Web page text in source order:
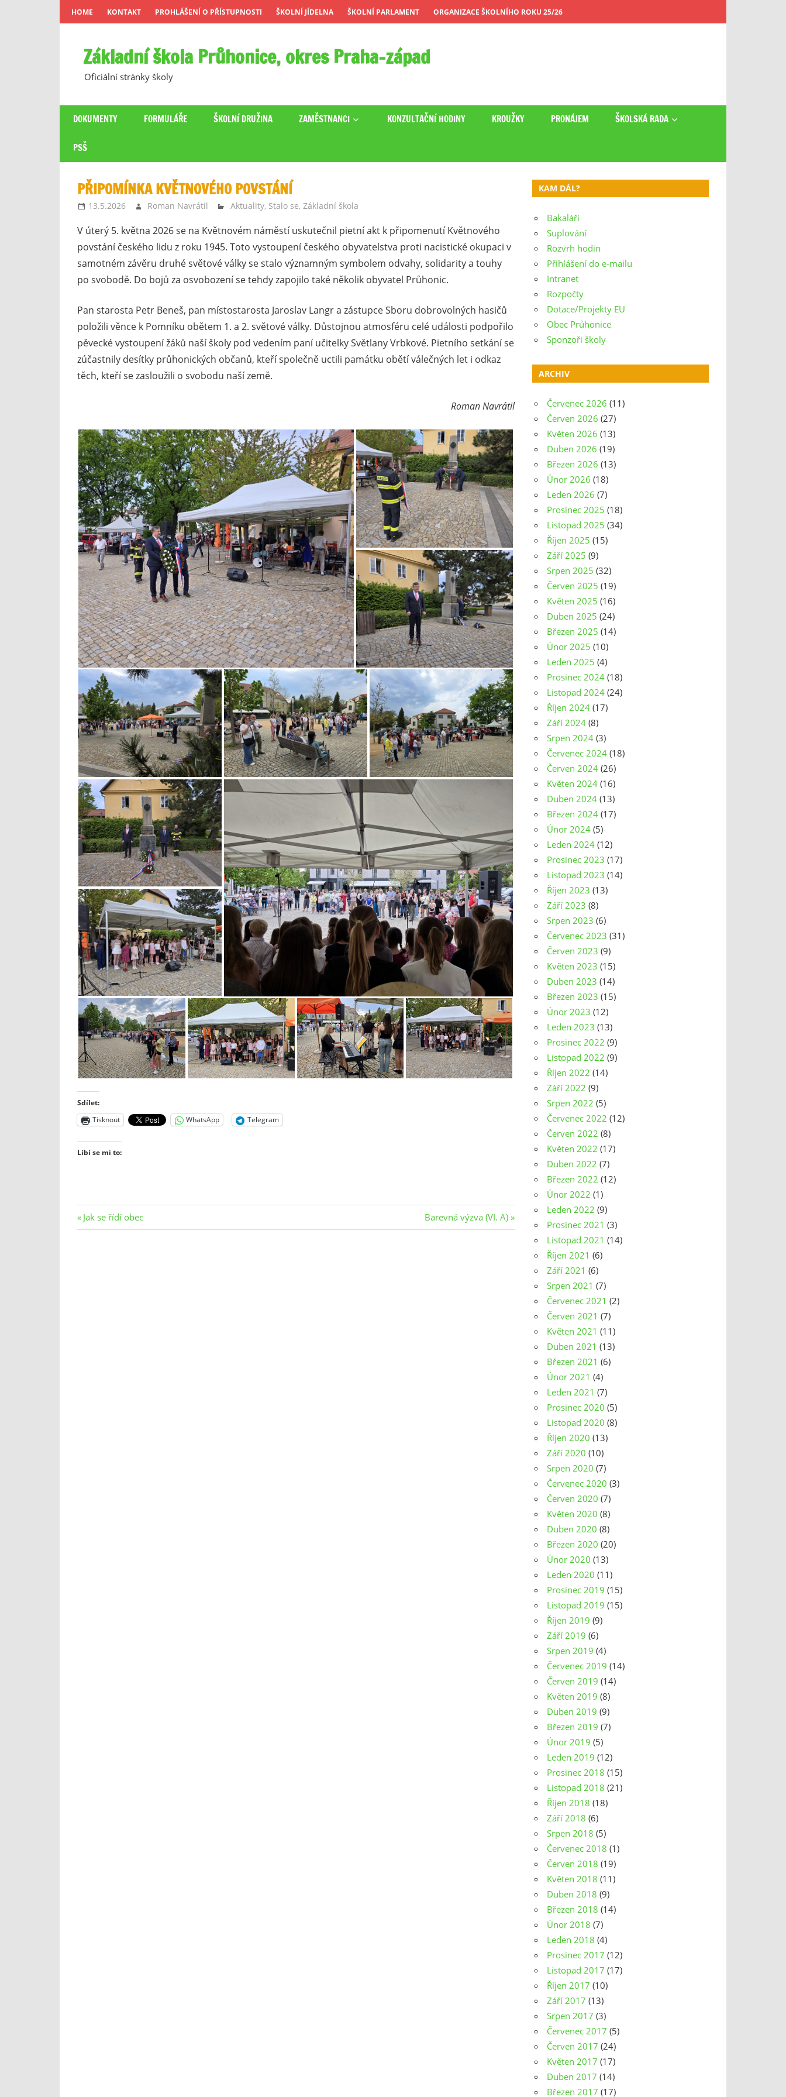
Skip
to
HOME KONTAKT PROHLÁŠENÍ O PŘÍSTUPNOSTI ŠKOLNÍ JÍDELNA ŠKOLNÍ PARLAMENT ORGANIZACE ŠKOLNÍHO ROKU 25/26
Základní škola Průhonice, okres Praha-západ
Oficiální stránky školy
DOKUMENTY FORMULÁŘE ŠKOLNÍ DRUŽINA ZAMĚSTNANCI KONZULTAČNÍ HODINY KROUŽKY PRONÁJEM ŠKOLSKÁ RADA
PSŠ
PŘIPOMÍNKA KVĚTNOVÉHO POVSTÁNÍ
13.5.2026 Roman Navrátil Aktuality, Stalo se, Základní škola
V úterý 5. května 2026 se na Květnovém náměstí uskutečnil pietní akt k připomenutí Květnového
povstání českého lidu z roku 1945. Toto vystoupení českého obyvatelstva proti nacistické okupaci v
samotném závěru druhé světové války se stalo významným symbolem odvahy, solidarity a touhy
po svobodě. Do bojů za osvobození se tehdy zapojilo také několik obyvatel Průhonic.
Pan starosta Petr Beneš, pan místostarosta Jaroslav Langr a zástupce Sboru dobrovolných hasičů
položili věnce k Pomníku obětem 1. a 2. světové války. Důstojnou atmosféru celé události podpořilo
pěvecké vystoupení žáků naší školy pod vedením paní učitelky Světlany Vrbkové. Pietního setkání se
zúčastnily desítky průhonických občanů, kteří společně uctili památku obětí válečných let i odkaz
těch, kteří se zasloužili o svobodu naší země.
Roman Navrátil
Sdílet:
Tisknout
WhatsApp Telegram
Líbí se mi to:
Navigace
Previous
Post:
Jak se řídí obec
Next
Post:
Barevná výzva (VI. A)
KAM DÁL?
Bakaláři
Suplování
Rozvrh hodin
Přihlášení do e-mailu
Intranet
Rozpočty
Dotace/Projekty EU
Obec Průhonice
Sponzoři školy
ARCHIV
Červenec 2026 (11)
Červen 2026 (27)
Květen 2026 (13)
Duben 2026 (19)
Březen 2026 (13)
Únor 2026 (18)
Leden 2026 (7)
Prosinec 2025 (18)
Listopad 2025 (34)
Říjen 2025 (15)
Září 2025 (9)
Srpen 2025 (32)
Červen 2025 (19)
Květen 2025 (16)
Duben 2025 (24)
Březen 2025 (14)
Únor 2025 (10)
Leden 2025 (4)
Prosinec 2024 (18)
Listopad 2024 (24)
Říjen 2024 (17)
Září 2024 (8)
Srpen 2024 (3)
Červenec 2024 (18)
Červen 2024 (26)
Květen 2024 (16)
Duben 2024 (13)
Březen 2024 (17)
Únor 2024 (5)
Leden 2024 (12)
Prosinec 2023 (17)
Listopad 2023 (14)
Říjen 2023 (13)
Září 2023 (8)
Srpen 2023 (6)
Červenec 2023 (31)
Červen 2023 (9)
Květen 2023 (15)
Duben 2023 (14)
Březen 2023 (15)
Únor 2023 (12)
Leden 2023 (13)
Prosinec 2022 (9)
Listopad 2022 (9)
Říjen 2022 (14)
Září 2022 (9)
Srpen 2022 (5)
Červenec 2022 (12)
Červen 2022 (8)
Květen 2022 (17)
Duben 2022 (7)
Březen 2022 (12)
Únor 2022 (1)
Leden 2022 (9)
Prosinec 2021 (3)
Listopad 2021 (14)
Říjen 2021 (6)
Září 2021 (6)
Srpen 2021 (7)
Červenec 2021 (2)
Červen 2021 (7)
Květen 2021 (11)
Duben 2021 (13)
Březen 2021 (6)
Únor 2021 (4)
Leden 2021 (7)
Prosinec 2020 (5)
Listopad 2020 (8)
Říjen 2020 (13)
Září 2020 (10)
Srpen 2020 (7)
Červenec 2020 (3)
Červen 2020 (7)
Květen 2020 (8)
Duben 2020 (8)
Březen 2020 (20)
Únor 2020 (13)
Leden 2020 (11)
Prosinec 2019 (15)
Listopad 2019 (15)
Říjen 2019 (9)
Září 2019 (6)
Srpen 2019 (4)
Červenec 2019 (14)
Červen 2019 (14)
Květen 2019 (8)
Duben 2019 (9)
Březen 2019 (7)
Únor 2019 (5)
Leden 2019 (12)
Prosinec 2018 (15)
Listopad 2018 (21)
Říjen 2018 (18)
Září 2018 (6)
Srpen 2018 (5)
Červenec 2018 (1)
Červen 2018 (19)
Květen 2018 (11)
Duben 2018 (9)
Březen 2018 (14)
Únor 2018 (7)
Leden 2018 (4)
Prosinec 2017 (12)
Listopad 2017 (17)
Říjen 2017 (10)
Září 2017 (13)
Srpen 2017 (3)
Červenec 2017 (5)
Červen 2017 (24)
Květen 2017 (17)
Duben 2017 (14)
Březen 2017 (17)